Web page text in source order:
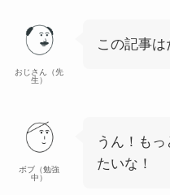
おじさん（先
生）
この記事は
ボブ（勉強
中）
うん！も
たいな！